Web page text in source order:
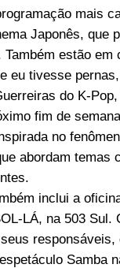
mais
Japonês, que
estão
eu tivesse
do K-
fim de
no
abordam temas
inclui a
LÁ, na 503
Samba